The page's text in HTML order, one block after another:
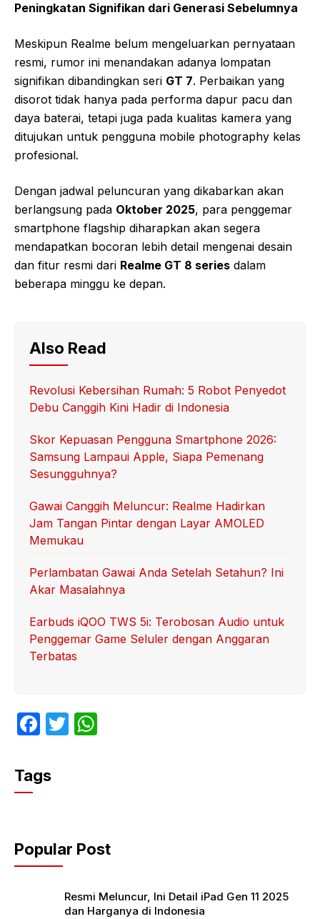
Peningkatan Signifikan dari Generasi Sebelumnya
Meskipun Realme belum mengeluarkan pernyataan
resmi, rumor ini menandakan adanya lompatan
signifikan dibandingkan seri GT 7. Perbaikan yang
disorot tidak hanya pada performa dapur pacu dan
daya baterai, tetapi juga pada kualitas kamera yang
ditujukan untuk pengguna mobile photography kelas
profesional.
Dengan jadwal peluncuran yang dikabarkan akan
berlangsung pada Oktober 2025, para penggemar
smartphone flagship diharapkan akan segera
mendapatkan bocoran lebih detail mengenai desain
dan fitur resmi dari Realme GT 8 series dalam
beberapa minggu ke depan.
Also Read
Revolusi Kebersihan Rumah: 5 Robot Penyedot
Debu Canggih Kini Hadir di Indonesia
Skor Kepuasan Pengguna Smartphone 2026:
Samsung Lampaui Apple, Siapa Pemenang
Sesungguhnya?
Gawai Canggih Meluncur: Realme Hadirkan
Jam Tangan Pintar dengan Layar AMOLED
Memukau
Perlambatan Gawai Anda Setelah Setahun? Ini
Akar Masalahnya
Earbuds iQOO TWS 5i: Terobosan Audio untuk
Penggemar Game Seluler dengan Anggaran
Terbatas
F
c
e
o
o
T
p
p
Tags
Popular Post
Resmi Meluncur, Ini Detail iPad Gen 11 2025
dan Harganya di Indonesia